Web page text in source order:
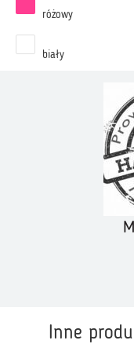
różowy
biały
Inne